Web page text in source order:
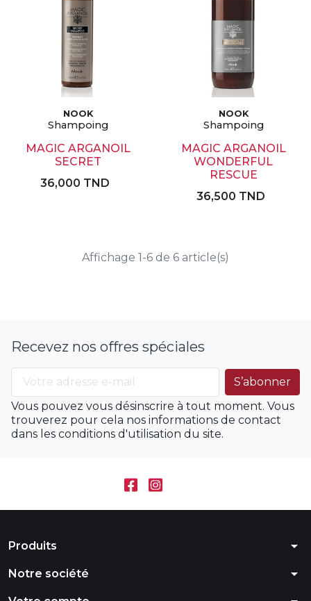
NOOK
Shampoing
MAGIC ARGANOIL
SECRET
36,000 TND
NOOK
Shampoing
MAGIC ARGANOIL
WONDERFUL
RESCUE
36,500 TND
Affichage 1-6 de 6 article(s)
Recevez nos offres spéciales
Vous pouvez vous désinscrire à tout moment. Vous
trouverez pour cela nos informations de contact
dans les conditions d'utilisation du site.
Produits arrow_drop_down
Notre société arrow_drop_down